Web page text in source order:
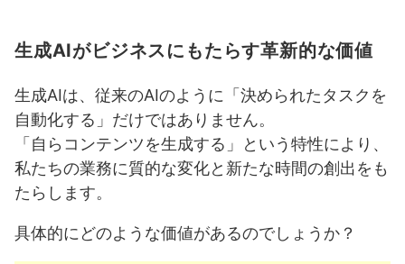
2-2. データ活用と分析を革新：ExcelとOneNote Copilot
Excel Copilot：数式の「なぜ？」を解消し、データ分析を
加速
OneNote Copilot (Copilot Notebooks)：散らばった情報を
集約し、新たな知見を生み出す
OutlookとTeams Copilot
生成AIがビジネスにもたらす革新的な価値
生成AIは、従来のAIのように「決められたタスクを
自動化する」だけではありません。
「自らコンテンツを生成する」という特性により、
私たちの業務に質的な変化と新たな時間の創出をも
たらします。
具体的にどのような価値があるのでしょうか？